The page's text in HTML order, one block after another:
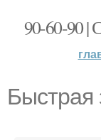
90-60-
Быстрая